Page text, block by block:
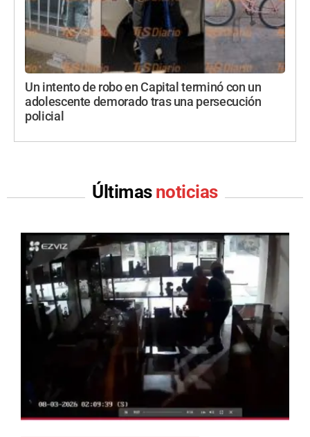
Un intento de robo en Capital terminó con un
adolescente demorado tras una persecución
policial
Últimas noticias